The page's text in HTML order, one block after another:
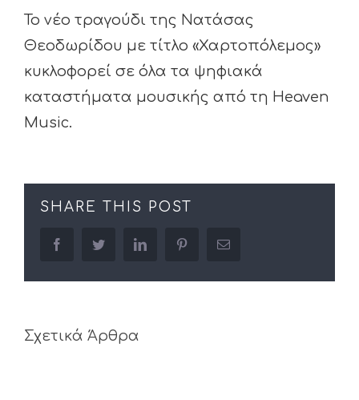
Το νέο τραγούδι της Νατάσας
Θεοδωρίδου με τίτλο «Χαρτοπόλεμος»
κυκλοφορεί σε όλα τα ψηφιακά
καταστήματα μουσικής από τη Heaven
Music.
SHARE THIS POST
facebooktwitter linkedin pinterestEmail
Σχετικά Άρθρα